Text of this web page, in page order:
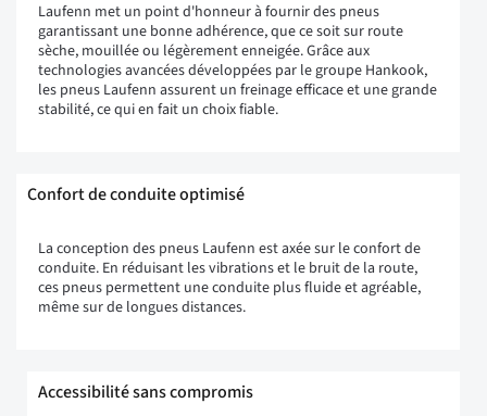
Laufenn met un point d'honneur à fournir des pneus
garantissant une bonne adhérence, que ce soit sur route
sèche, mouillée ou légèrement enneigée. Grâce aux
technologies avancées développées par le groupe Hankook,
les pneus Laufenn assurent un freinage efficace et une grande
stabilité, ce qui en fait un choix fiable.
Confort de conduite optimisé
La conception des pneus Laufenn est axée sur le confort de
conduite. En réduisant les vibrations et le bruit de la route,
ces pneus permettent une conduite plus fluide et agréable,
même sur de longues distances.
Accessibilité sans compromis